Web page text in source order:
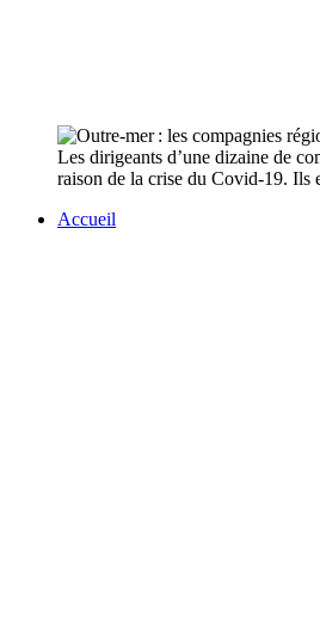
Les dirigeants d’une dizaine de
raison de la crise du Covid-19. Ils
Accueil